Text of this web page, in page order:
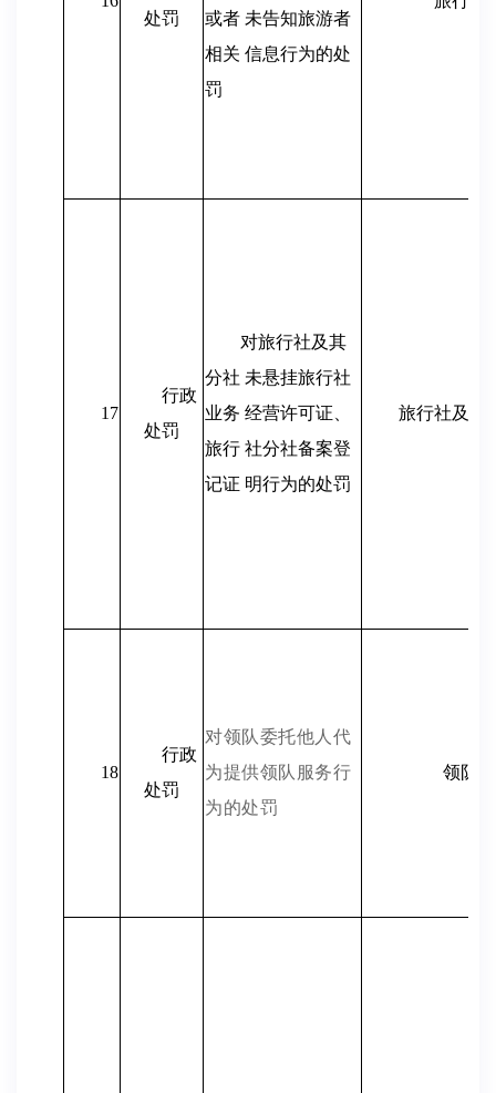
处罚
或者 未告知旅游者
相关 信息行为的处
罚
17
行政
处罚
对旅行社及其
分社 未悬挂旅行社
业务 经营许可证、
旅行 社分社备案登
记证 明行为的处罚
旅行社及其
18
行政
处罚
对领队委托他人代
为提供领队服务行
为的处罚
领队